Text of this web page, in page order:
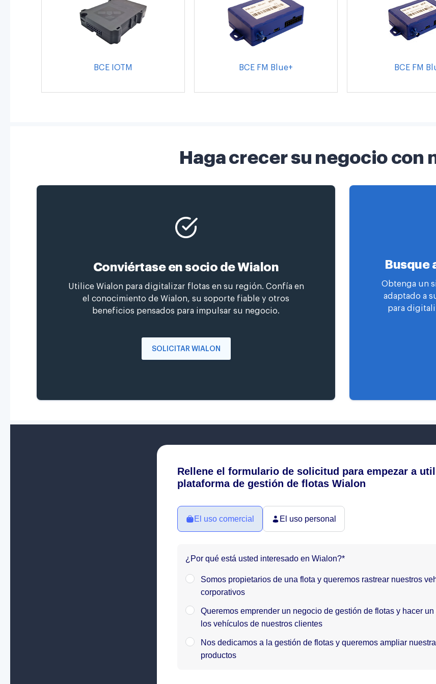
BCE IOTM BCE FM Blue+ BCE FM
Haga crecer su negocio con
Conviértase en socio de Wialon
Utilice Wialon para digitalizar flotas en su región. Confía en
el conocimiento de Wialon, su soporte fiable y otros
beneficios pensados para impulsar su negocio.
SOLICITAR WIALON
Busque
Obtenga un
adaptado a
para